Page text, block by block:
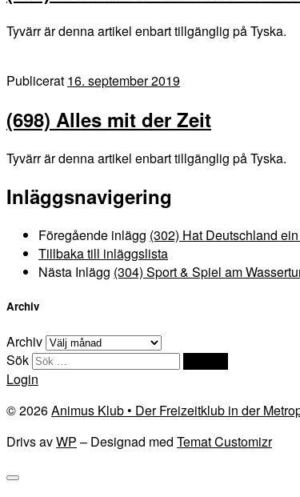
Tyvärr är denna artikel enbart tillgänglig på Tyska.
Publicerat 16. september 2019
(698) Alles mit der Zeit
Tyvärr är denna artikel enbart tillgänglig på Tyska.
Inläggsnavigering
Föregående inlägg (302) Hat Deutschland
Tillbaka till inläggslista
Nästa Inlägg (304) Sport & Spiel am
Archiv
Archiv
Sök
Login
© 2026Animus Klub • Der Freizeitklub in der
Drivs avWP – Designad med Temat Customizr